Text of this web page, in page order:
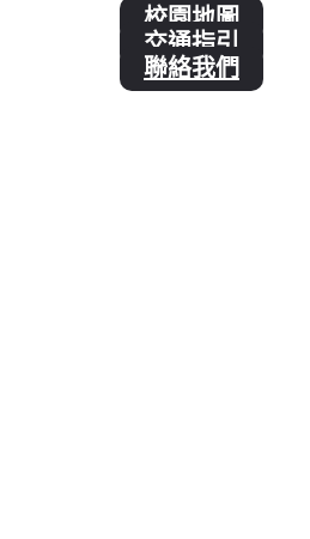
校園地圖
交通指引
聯絡我們